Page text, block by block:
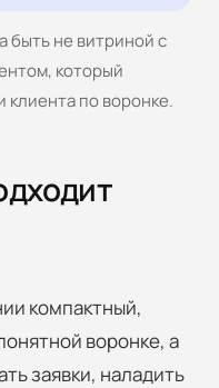
быть не витриной с
который
клиента по воронке.
компактный,
воронке, а
заявки, наладить
reCAPTCHA